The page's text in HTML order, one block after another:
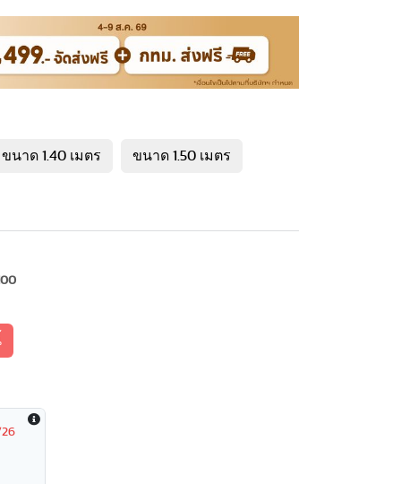
ขนาด 1.40 เมตร ขนาด 1.50 เมตร